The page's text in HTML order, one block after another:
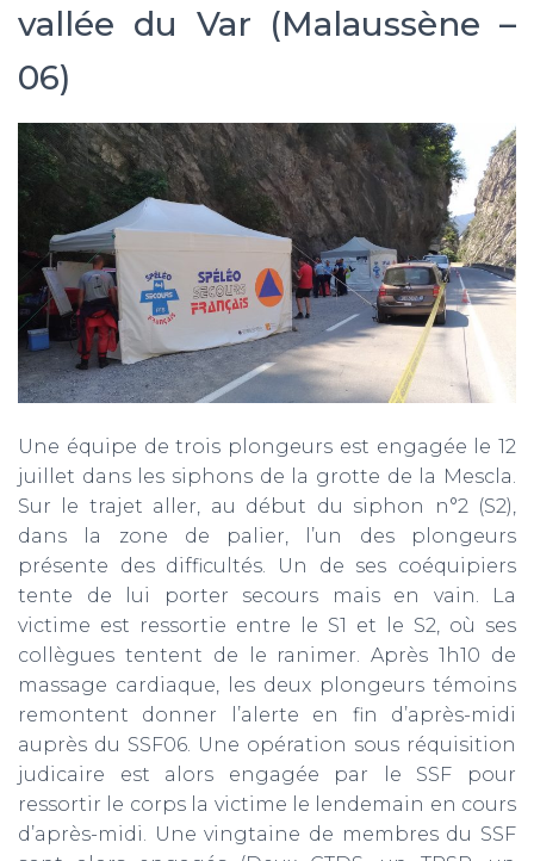
vallée du Var (Malaussène –
06)
Une équipe de trois plongeurs est engagée le 12
juillet dans les siphons de la grotte de la Mescla.
Sur le trajet aller, au début du siphon n°2 (S2),
dans la zone de palier, l’un des plongeurs
présente des difficultés. Un de ses coéquipiers
tente de lui porter secours mais en vain. La
victime est ressortie entre le S1 et le S2, où ses
collègues tentent de le ranimer. Après 1h10 de
massage cardiaque, les deux plongeurs témoins
remontent donner l’alerte en fin d’après-midi
auprès du SSF06. Une opération sous réquisition
judicaire est alors engagée par le SSF pour
ressortir le corps la victime le lendemain en cours
d’après-midi. Une vingtaine de membres du SSF